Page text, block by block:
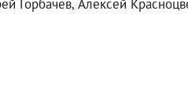
Горбачев, Алексей